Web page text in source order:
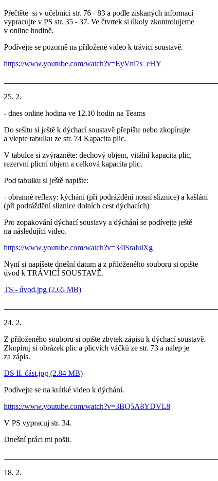
Přečtěte si v učebnici str. 76 - 83 a podle získaných informací
vypracujte v PS str. 35 - 37. Ve čtvrtek si úkoly zkontrolujeme
v online hodině.
Podívejte se pozorně na přiložené video k trávicí soustavě.
https://www.youtube.com/watch?v=EyVni7s_eHY
25. 2.
- dnes online hodina ve 12.10 hodin na Teams
Do sešitu si ještě k dýchací soustavě přepište nebo zkopírujte
a vlepte tabulku ze str. 74 Kapacita plic.
V tabulce si zvýrazněte: dechový objem, vitální kapacita plic,
rezervní plicní objem a celková kapacita plic.
Pod tabulku si ještě napište:
- obranné reflexy: kýchání (při podráždění nosní sliznice) a kašlání
(při podráždění sliznice dolních cest dýchacích)
Pro zopakování dýchací soustavy a dýchání se podívejte ještě
na následující video.
https://www.youtube.com/watch?v=34iSralulXg
Nyní si napíšete dnešní datum a z přiloženého souboru si opište
úvod k TRÁVICÍ SOUSTAVĚ.
TS - úvod.jpg (2.65 MB)
24. 2.
Z přiloženého souboru si opište zbytek zápisu k dýchací soustavě.
Zkopíruj si obrázek plic a plicvích váčků ze str. 73 a nalep je
za zápis.
DS II. část.jpg (2.84 MB)
Podívejte se na krátké video k dýchání.
https://www.youtube.com/watch?v=3BQ5A8YDVL8
V PS vypracuj str. 34.
Dnešní práci mi pošli.
18. 2.